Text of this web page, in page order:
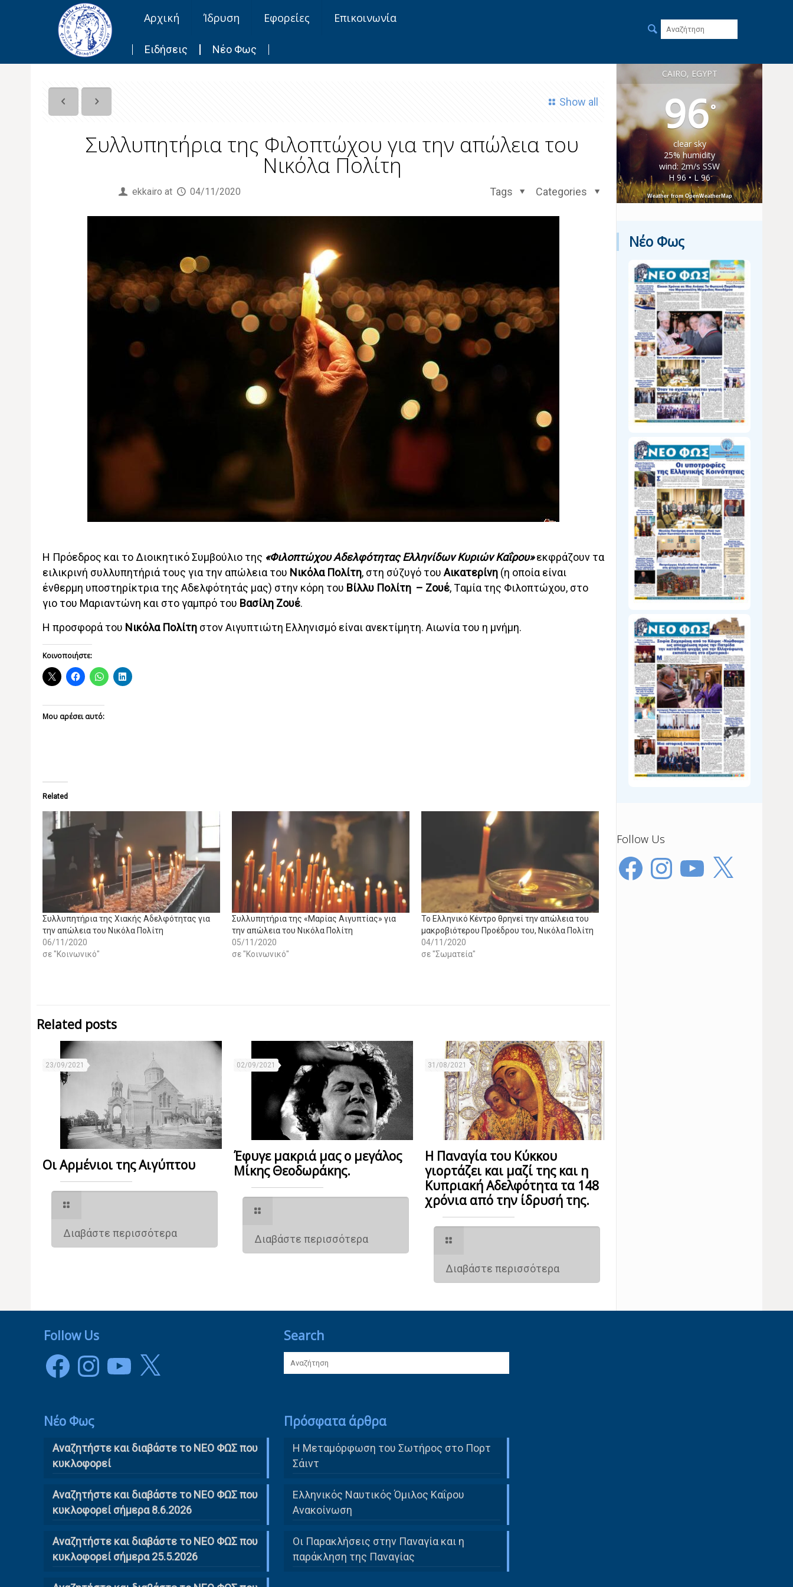
Αρχική Ίδρυση Εφορείες Επικοινωνία
Ειδήσεις Νέο Φως
Show all
Συλλυπητήρια της Φιλοπτώχου για την απώλεια του
Νικόλα Πολίτη
ekkairo at 04/11/2020 Categories
Tags
H Πρόεδρος και το Διοικητικό Συμβούλιο της «Φιλοπτώχου Αδελφότητας Eλληνίδων Κυριών Καΐρου»εκφράζουν τα
ειλικρινή συλλυπητήριά τους για την απώλεια του Νικόλα Πολίτη, στη σύζυγό του Αικατερίνη(η οποία είναι
ένθερμη υποστηρίκτρια της Αδελφότητάς μας) στην κόρη του Βίλλυ Πολίτη – Ζουέ, Tαμία της Φιλοπτώχου, στο
γιο του Μαριαντώνη και στο γαμπρό του Βασίλη Ζουέ.
H προσφορά του Νικόλα Πολίτηστον Αιγυπτιώτη Ελληνισμό είναι ανεκτίμητη. Αιωνία του η μνήμη.
Κοινοποιήστε:
Μου αρέσει αυτό:
Related
Συλλυπητήρια της Χιακής Αδελφότητας για
την απώλεια του Νικόλα Πολίτη
06/11/2020
σε "Κοινωνικό"
Συλλυπητήρια της «Μαρίας Αιγυπτίας» για
την απώλεια του Νικόλα Πολίτη
05/11/2020
σε "Κοινωνικό"
Το Ελληνικό Κέντρο θρηνεί την απώλεια του
μακροβιότερου Προέδρου του, Νικόλα Πολίτη
04/11/2020
σε "Σωματεία"
Related posts
23/09/2021
Οι Αρμένιοι της Αιγύπτου
Διαβάστε περισσότερα
02/09/2021
Έφυγε μακριά μας ο μεγάλος
Μίκης Θεοδωράκης.
Διαβάστε περισσότερα
31/08/2021
Η Παναγία του Κύκκου
γιορτάζει και μαζί της και η
Κυπριακή Αδελφότητα τα 148
χρόνια από την ίδρυσή της.
Διαβάστε περισσότερα
CAIRO, EGYPT
96°
clear sky
25% humidity
wind: 2m/s SSW
H 96 • L 96
Weather from OpenWeatherMap
Νέο Φως
Follow Us
FacebookInstagramYouTube
X
Follow Us
FacebookInstagramYouTube
X
Νέο Φως
Αναζητήστε και διαβάστε το NΕΟ ΦΩΣ που
κυκλοφορεί
Αναζητήστε και διαβάστε το ΝΕΟ ΦΩΣ που
κυκλοφορεί σήμερα 8.6.2026
Αναζητήστε και διαβάστε το ΝΕΟ ΦΩΣ που
κυκλοφορεί σήμερα 25.5.2026
Search
Πρόσφατα άρθρα
Η Μεταμόρφωση του Σωτήρος στο Πορτ
Σάιντ
Ελληνικός Ναυτικός Όμιλος Καΐρου
Ανακοίνωση
Οι Παρακλήσεις στην Παναγία και η
παράκληση της Παναγίας